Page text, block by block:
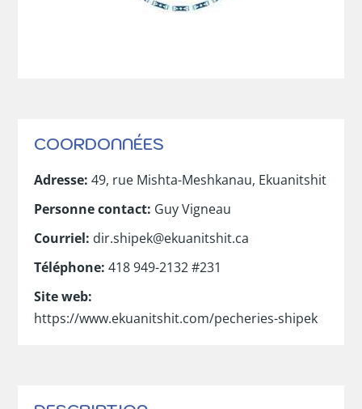
COORDONNÉES
Adresse: 49, rue Mishta-Meshkanau, Ekuanitshit
Personne contact: Guy Vigneau
Courriel: dir.shipek@ekuanitshit.ca
Téléphone: 418 949-2132 #231
Site web:
https://www.ekuanitshit.com/pecheries-shipek